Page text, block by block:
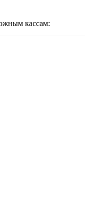
кассам: